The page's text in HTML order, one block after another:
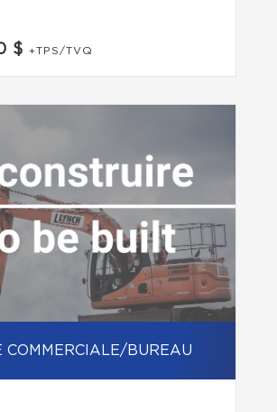
$ +TPS/TVQ
COMMERCIALE/BUREAU